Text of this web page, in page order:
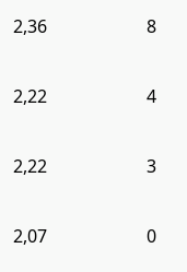
2,36 8
2,22 4
2,22 3
2,07 0